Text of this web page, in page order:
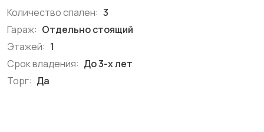
Количество спален: 3
Гараж: Отдельно стоящий
Этажей: 1
Срок владения: До 3-х лет
Торг: Да